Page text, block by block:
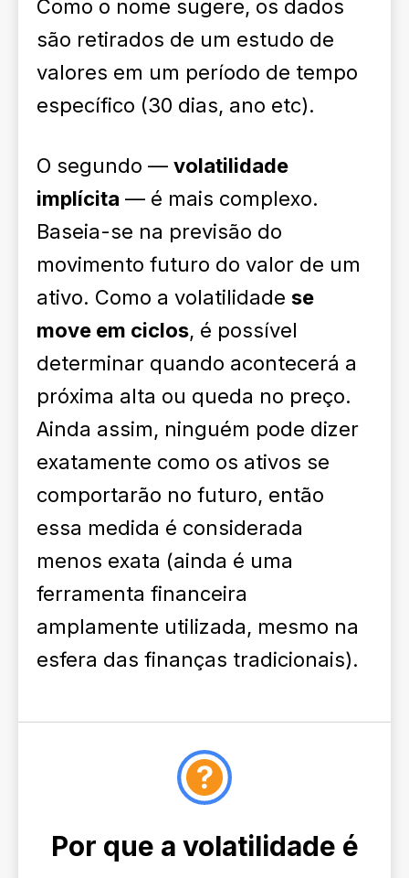
Como o nome sugere, os dados
são retirados de um estudo de
valores em um período de tempo
específico (30 dias, ano etc).
O segundo — volatilidade
implícita — é mais complexo.
Baseia-se na previsão do
movimento futuro do valor de um
ativo. Como a volatilidade se
move em ciclos, é possível
determinar quando acontecerá a
próxima alta ou queda no preço.
Ainda assim, ninguém pode dizer
exatamente como os ativos se
comportarão no futuro, então
essa medida é considerada
menos exata (ainda é uma
ferramenta financeira
amplamente utilizada, mesmo na
esfera das finanças tradicionais).
Por que a volatilidade é